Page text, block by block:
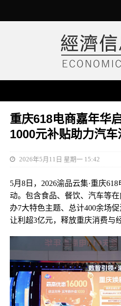
重庆618电商嘉年华
1000元补贴助力汽车
2026年5月11日 星期一 15:42
5月8日，2026渝品云集·重庆
动。包含食品、餐饮、汽车等
办7大特色主题、总计400余场
让利超3亿元，释放重庆消费与